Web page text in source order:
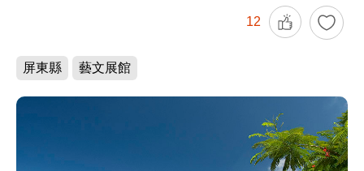
12
屏東縣 藝文展館